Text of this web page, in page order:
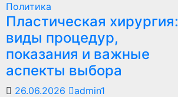
Политика
Пластическая хирургия:
виды процедур,
показания и важные
аспекты выбора
26.06.2026 admin1